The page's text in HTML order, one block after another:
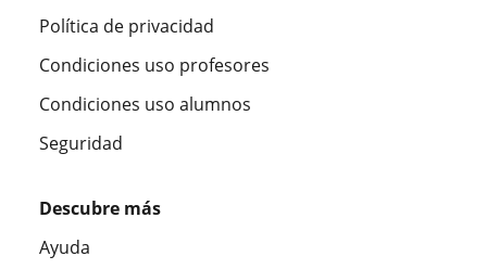
Política de privacidad
Condiciones uso profesores
Condiciones uso alumnos
Seguridad
Descubre más
Ayuda